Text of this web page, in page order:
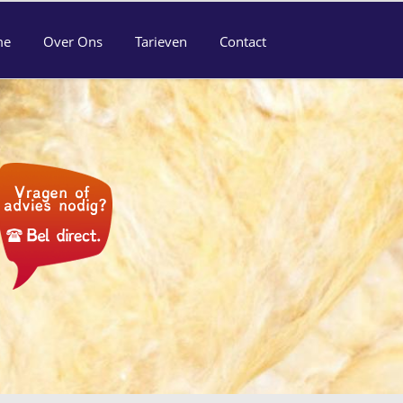
Over Ons Tarieven Contact